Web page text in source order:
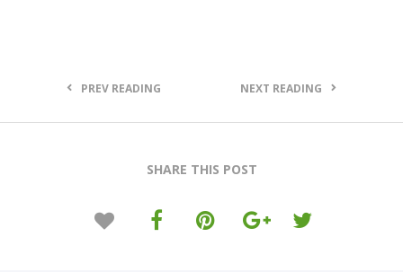
PREV READING NEXT READING
SHARE THIS POST